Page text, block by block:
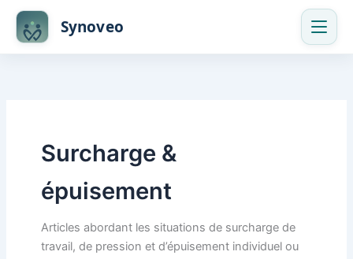
Skip
content
Synoveo
Surcharge &
épuisement
Articles abordant les situations de surcharge de
travail, de pression et d’épuisement individuel ou